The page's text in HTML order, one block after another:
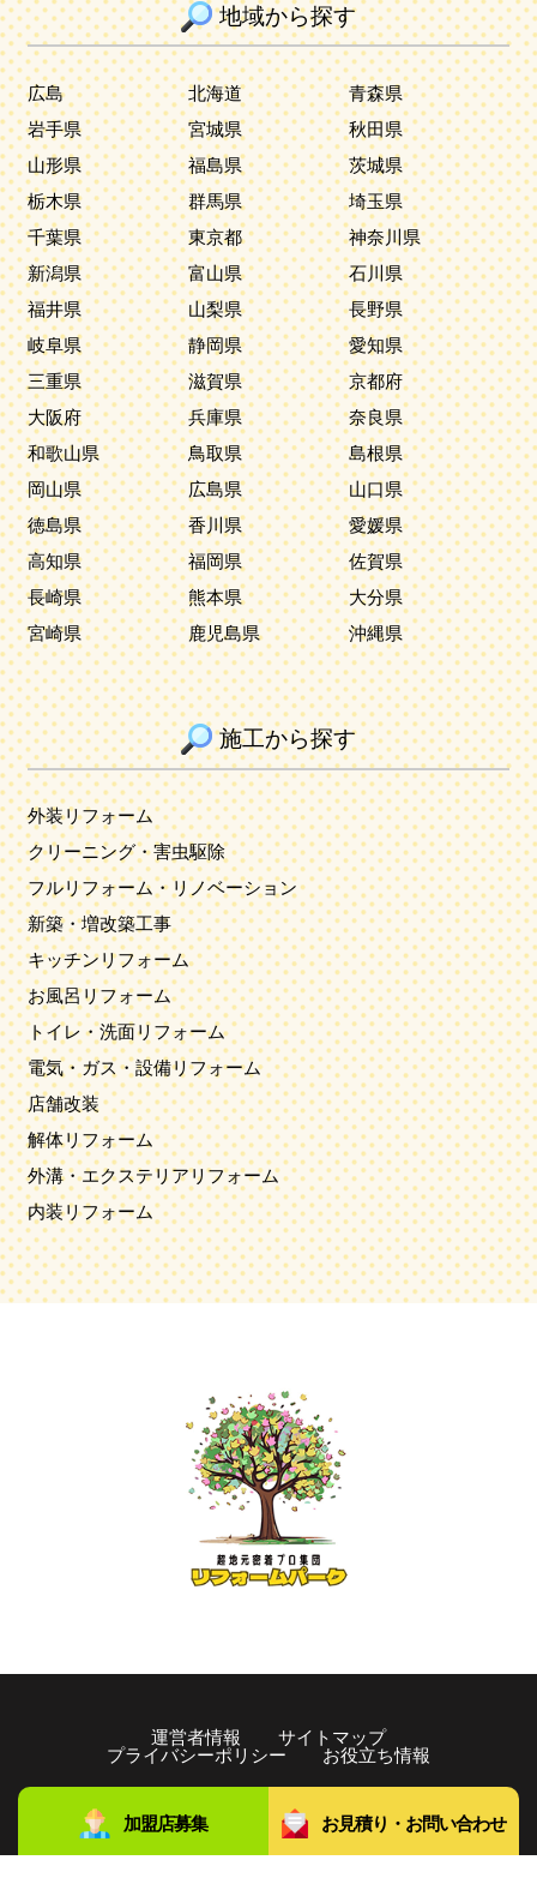
地域から探す
広島 北海道
青森県
岩手県
宮城県
秋田県
山形県
福島県
茨城県
栃木県
群馬県
埼玉県
千葉県
東京都
神奈川県
新潟県
富山県
石川県
福井県
山梨県
長野県
岐阜県
静岡県
愛知県
三重県
滋賀県
京都府
大阪府
兵庫県
奈良県
和歌山県
鳥取県
島根県
岡山県
広島県
山口県
徳島県
香川県
愛媛県
高知県
福岡県
佐賀県
長崎県
熊本県
大分県
宮崎県
鹿児島県 沖縄県
施工から探す
外装リフォーム
クリーニング・害虫駆除
フルリフォーム・リノベーション
新築・増改築工事
キッチンリフォーム
お風呂リフォーム
トイレ・洗面リフォーム
電気・ガス・設備リフォーム
店舗改装
解体リフォーム
外溝・エクステリアリフォーム
内装リフォーム
運営者情報
サイトマップ
プライバシーポリシー
お役立ち情報
加盟店募集
お見積り・お問い合わせ